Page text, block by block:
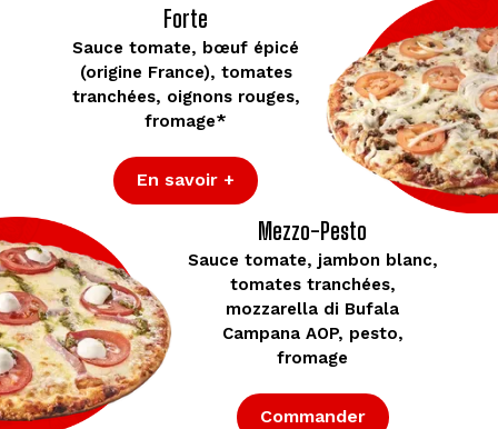
Forte
Sauce tomate, bœuf épicé
(origine France), tomates
tranchées, oignons rouges,
fromage*
En savoir +
Mezzo-Pesto
Sauce tomate, jambon blanc,
tomates tranchées,
mozzarella di Bufala
Campana AOP, pesto,
fromage
Commander